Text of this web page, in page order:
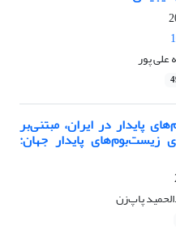
علی پور
پایدار در ایران، مبتنی‌بر
زیست‌بوم‌های پایدار جهان:
پاپ‌زن